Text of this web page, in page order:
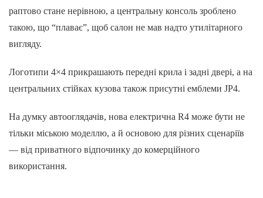
раптово стане нерівною, а центральну консоль зроблено
такою, що “плаває”, щоб салон не мав надто утилітарного
вигляду.
Логотипи 4×4 прикрашають передні крила і задні двері, а на
центральних стійках кузова також присутні емблеми JP4.
На думку автооглядачів, нова електрична R4 може бути не
тільки міською моделлю, а й основою для різних сценаріїв
— від приватного відпочинку до комерційного
використання.